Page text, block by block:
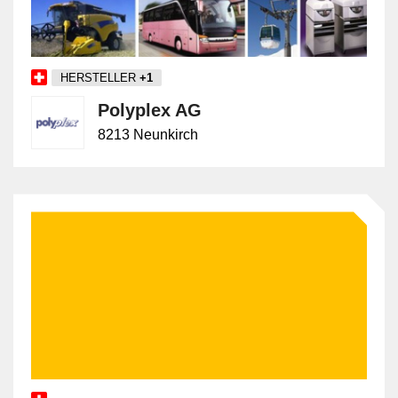
HERSTELLER +1
Polyplex AG
8213 Neunkirch